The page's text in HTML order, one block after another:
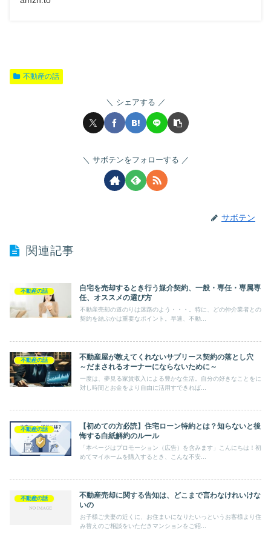
不動産の話
シェアする
サボテンをフォローする
サボテン
関連記事
不動産の話
自宅を売却するとき行う媒介契約、一般・専任・専属専
任、オススメの選び方
不動産売却の道のりは迷路のよう・・・。特に、どの仲介業者との
契約を結ぶかは重要なポイント。早速、不動...
不動産の話
不動産屋が教えてくれないサブリース契約の落とし穴
～だまされるオーナーにならないために～
一度は、夢見る家賃収入による豊かな生活。自分の好きなことをに
対し時間とお金をより自由に活用すできれば...
不動産の話
【初めての方必読】住宅ローン特約とは？知らないと後
悔する白紙解約のルール
「本ページはプロモーション（広告）を含みます」こんにちは！初
めてマイホームを購入するとき、こんな不安...
不動産の話
不動産売却に関する告知は、どこまで言わなけれいけな
いの
お子様ご夫妻の近くに、お住まいになりたいっというお客様より住
み替えのご相談をいただきマンションをご紹...